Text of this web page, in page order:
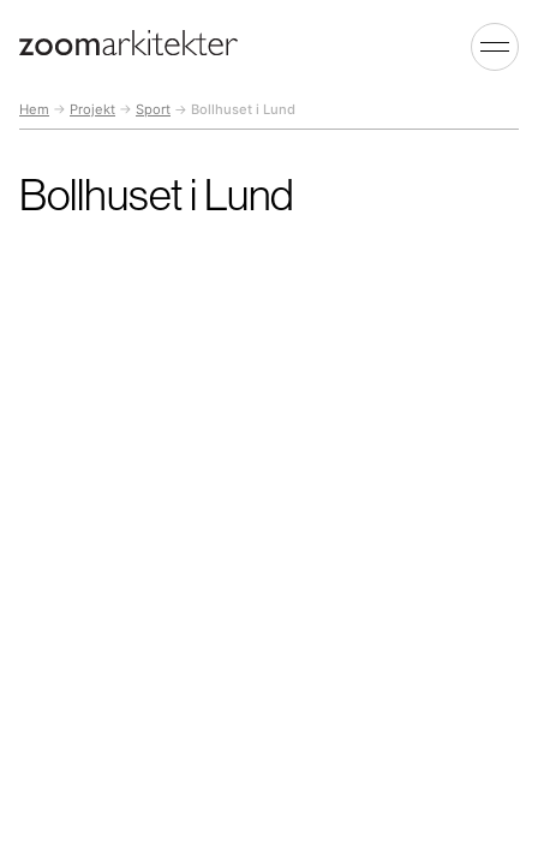
Hem → Projekt → Sport → Bollhuset i Lund
Bollhuset i Lund